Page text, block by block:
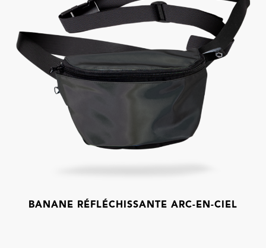
BANANE RÉFLÉCHISSANTE ARC-EN-CIEL